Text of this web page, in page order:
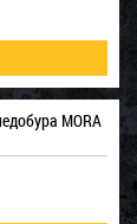
MORA